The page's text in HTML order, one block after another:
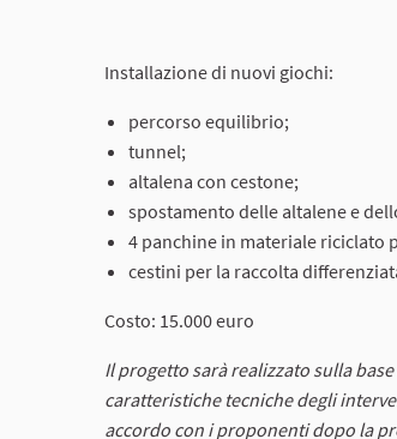
Installazione di nuovi giochi:
percorso equilibrio;
tunnel;
altalena con cestone;
spostamento delle altalene e
4 panchine in materiale riciclato
cestini per la raccolta
Costo: 15.000 euro
Il progetto sarà realizzato sulla
caratteristiche tecniche degli
accordo con i proponenti dopo la